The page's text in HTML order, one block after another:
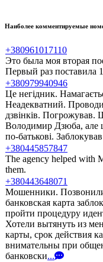
Наиболее комментируемые
+380961017110
Это была моя вторая
Первый раз поставила
+380979940946
Це негідник.
Неадекватний.
дзвінків. Погрожував.
Володимир Дзюба, але
по-батькові.
+380445857847
The agency helped with
them.
+380443648071
Мошенники.
банковская карта
пройти процедуру
Хотели вытянуть из
карты, срок действия
внимательны при
банковски...